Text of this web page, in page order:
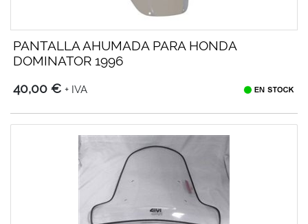
PANTALLA AHUMADA PARA HONDA
DOMINATOR 1996
40,00 € + IVA